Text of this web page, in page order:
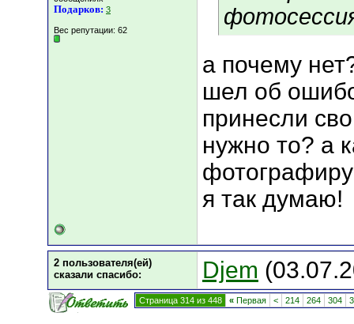
Подарков: 3
Вес репутации: 62
а почему
шел об
принесли
нужно то? а
я так думаю!
2 пользователя(ей)
сказали cпасибо:
Djem
Страница 314 из 448 « Первая < 214 264 304